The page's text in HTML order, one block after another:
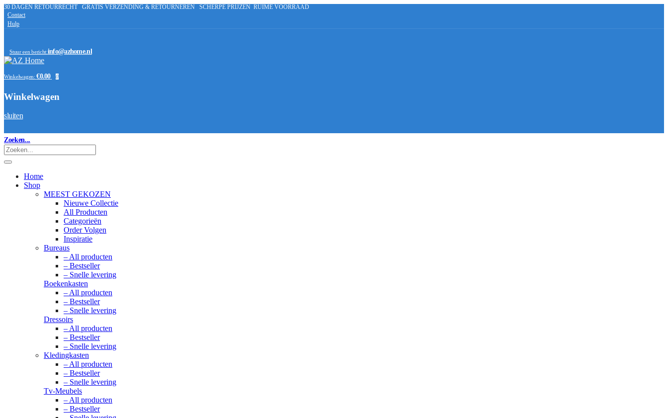
30 DAGEN RETOURRECHT GRATIS VERZENDING & RETOURNEREN SCHERPE PRIJZEN RUIME VOORRAAD
Contact
Hulp
Stuur een bericht:info@azhome.nl
Winkelwagen: €0.00 0
Winkelwagen
sluiten
Zoeken...
Home
Shop
MEEST GEKOZEN
Nieuwe Collectie
All Producten
Categorieën
Order Volgen
Inspiratie
Bureaus
– All producten
– Bestseller
– Snelle levering
Boekenkasten
– All producten
– Bestseller
– Snelle levering
Dressoirs
– All producten
– Bestseller
– Snelle levering
Kledingkasten
– All producten
– Bestseller
– Snelle levering
Tv-Meubels
– All producten
– Bestseller